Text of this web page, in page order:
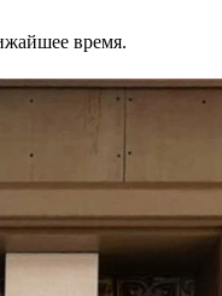
время.